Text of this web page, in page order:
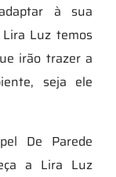
à sua
Luz temos
irão trazer a
seja ele
De Parede
a Lira Luz